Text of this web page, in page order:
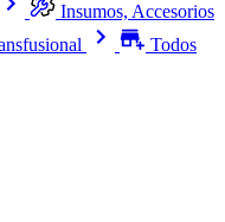
Insumos, Accesorios
Todos